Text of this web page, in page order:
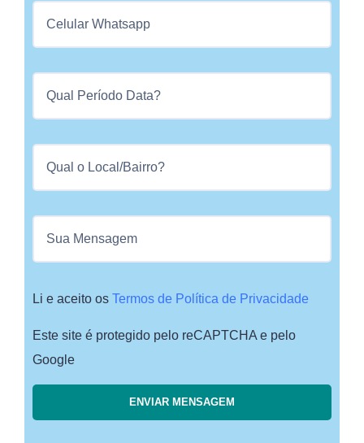
Li e aceito os Termos de Política de Privacidade
Este site é protegido pelo reCAPTCHA e pelo
Google